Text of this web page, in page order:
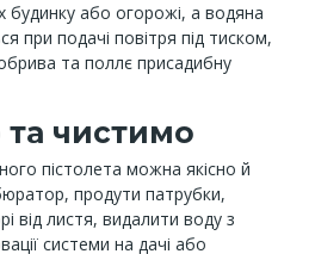
будинку або огорожі, а водяна
при подачі повітря під тиском,
та поллє присадибну
чистимо
пістолета можна якісно й
продути патрубки,
від листя, видалити воду з
системи на дачі або